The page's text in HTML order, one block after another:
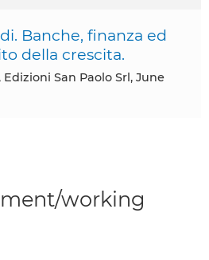
Banche, finanza ed
della crescita.
working